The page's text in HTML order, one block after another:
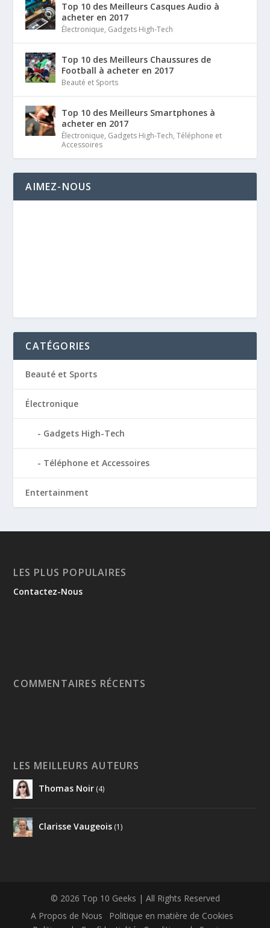
Top 10 des Meilleurs Casques Audio à
acheter en 2017
Électronique, Gadgets High-Tech
Top 10 des Meilleurs Chaussures de
Football à acheter en 2017
Beauté et Sports
Top 10 des Meilleurs Smartphones à
acheter en 2017
Électronique, Gadgets High-Tech,Téléphone et
Accessoires
AIMEZ-NOUS
CATÉGORIES
Beauté et Sports
Électronique
Gadgets High-Tech
Téléphone et Accessoires
Entertainment
LES PLUS POPULAIRES
Contactez-Nous
COMMENTAIRES RÉCENTS
LES MEILLEURS AUTEURS
Thomas Noir (4)
Clarisse Vaugeois (1)
© 2026 Top 10 Geeks | All Rights Reserved
A Propos de Nous
Politique en matière de Cookies